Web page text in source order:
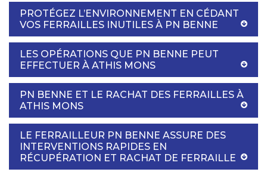
PROTÉGEZ L’ENVIRONNEMENT EN CÉDANT
VOS FERRAILLES INUTILES À PN BENNE
LES OPÉRATIONS QUE PN BENNE PEUT
EFFECTUER À ATHIS MONS
PN BENNE ET LE RACHAT DES FERRAILLES À
ATHIS MONS
LE FERRAILLEUR PN BENNE ASSURE DES
INTERVENTIONS RAPIDES EN
RÉCUPÉRATION ET RACHAT DE FERRAILLE